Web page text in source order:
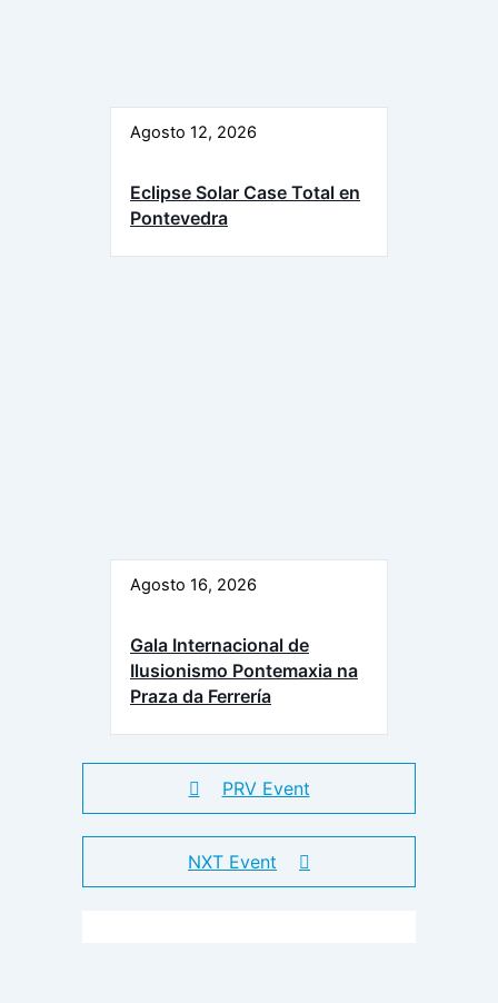
Agosto 12, 2026
Eclipse Solar Case Total en
Pontevedra
Agosto 16, 2026
Gala Internacional de
Ilusionismo Pontemaxia na
Praza da Ferrería
PRV Event
NXT Event